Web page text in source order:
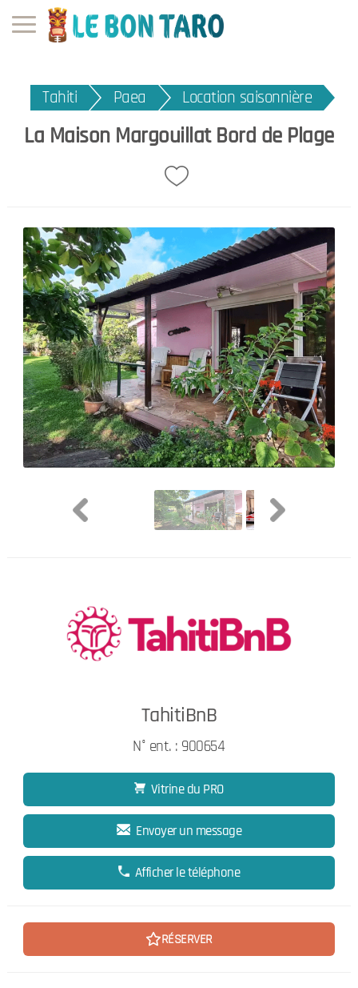
Tahiti Paea Location saisonnière
La Maison Margouillat Bord de Plage
TahitiBnB
N° ent. : 900654
Vitrine du PRO
Envoyer un message
Afficher le téléphone
RÉSERVER